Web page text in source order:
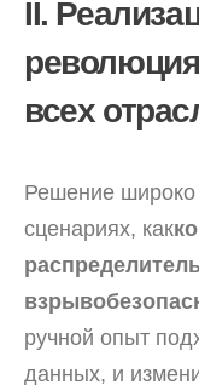
II.
всех
Решение широко
сценариях, как
ручной опыт
данных, и